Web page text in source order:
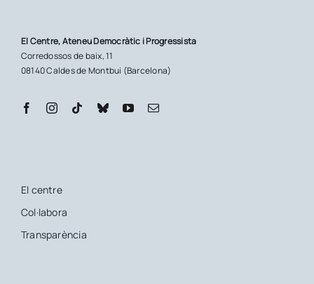
El Centre, Ateneu Democràtic i Progressista
Corredossos de baix, 11
08140 Caldes de Montbui (Barcelona)
El centre
Col·labora
Transparència